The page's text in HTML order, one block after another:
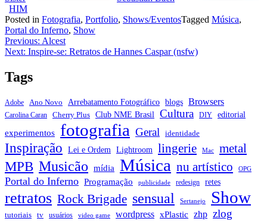
HIM
Posted in Fotografia, Portfolio, Shows/EventosTagged Música,
Portal do Inferno, Show
Navegação
de
Post
Previous: Alcest
Next: Inspire-se: Retratos de Hannes Caspar (nsfw)
Tags
Adobe Ano Novo Arrebatamento Fotográfico blogs Browsers
Carolina Caran Cherry Plus Club NME Brasil Cultura DIY
editorial
experimentos
fotografia Geral identidade
Inspiração Lei e Ordem Lightroom lingerie Mac metal
MPB Musicão mídia Música nu artístico OPG
Portal do Inferno Programação publicidade redesign retes
retratos Rock Brigade sensual Sertanejo Show
tutoriais tv usuários video game wordpress xPlastic zhp zlog